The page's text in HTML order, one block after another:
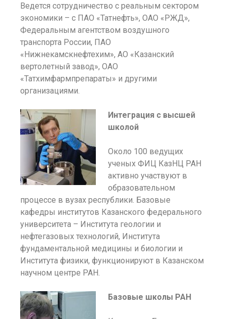
Ведется сотрудничество с реальным сектором
экономики – с ПАО «Татнефть», ОАО «РЖД»,
Федеральным агентством воздушного
транспорта России, ПАО
«Нижнекамскнефтехим», АО «Казанский
вертолетный завод», ОАО
«Татхимфармпрепараты» и другими
организациями.
Интеграция с высшей
школой
Около 100 ведущих
ученых ФИЦ КазНЦ РАН
активно участвуют в
образовательном
процессе в вузах республики. Базовые
кафедры институтов Казанского федерального
университета – Института геологии и
нефтегазовых технологий, Института
фундаментальной медицины и биологии и
Института физики, функционируют в Казанском
научном центре РАН.
Базовые школы РАН